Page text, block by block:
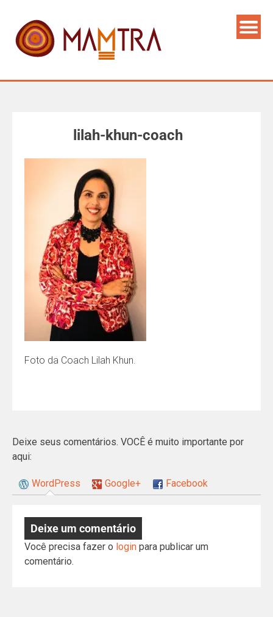
lilah-khun-coach
Foto da Coach Lilah Khun.
Deixe seus comentários. VOCÊ é muito importante por
aqui:
WordPress Google+ Facebook
Deixe um comentário
Você precisa fazer o login para publicar um
comentário.